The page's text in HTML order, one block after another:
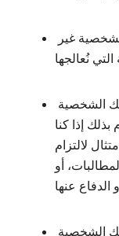
بذلك إذا كنا
لالتزام
أو